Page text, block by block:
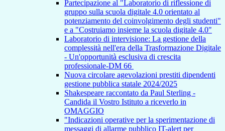
Partecipazione al "Laboratorio di riflessione di
gruppo sulla scuola digitale 4.0 orientato al
potenziamento del coinvolgimento degli studenti"
e a "Costruiamo insieme la scuola digitale 4.0"
Laboratorio di intervisione: La gestione della
complessità nell'era della Trasformazione Digitale
- Un'opportunità esclusiva di crescita
professionale-DM 66
Nuova circolare agevolazioni prestiti dipendenti
gestione pubblica statale 2024/2025
Shakespeare raccontato da Paul Sterling -
Candida il Vostro Istituto a riceverlo in
OMAGGIO
"Indicazioni operative per la sperimentazione di
messaggi di allarme pubblico IT-alert per